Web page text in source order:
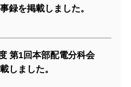
を掲載しました。
第1回本部配電分科会
しました。